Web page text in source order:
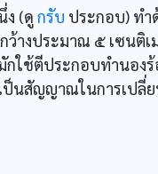
(ดู กรับ ประกอบ) ทำ
ว้างประมาณ ๕ เซน
ใช้ตีประกอบทำนองร้
ป็นสัญญาณในการเปลี่